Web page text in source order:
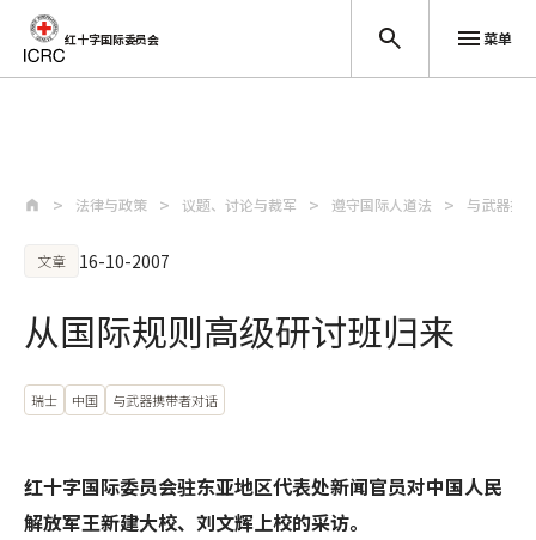
红十字国际委员会 菜单
法律与政策 议题、讨论与裁军 遵守国际人道法 与武器携
文章 16-10-2007
从国际规则高级研讨班归来
瑞士 中国 与武器携带者对话
红十字国际委员会驻东亚地区代表处新闻官员对中国人民
解放军王新建大校、刘文辉上校的采访。